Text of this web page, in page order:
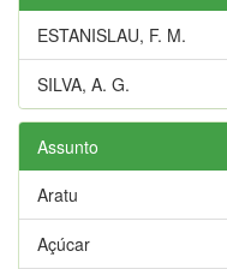
ESTANISLAU, F. M.
SILVA, A. G.
Assunto
Aratu
Açúcar